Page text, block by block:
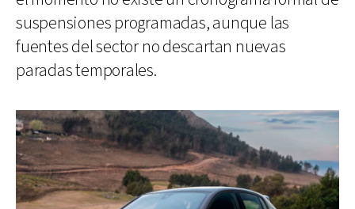
suspensiones programadas, aunque las
fuentes del sector no descartan nuevas
paradas temporales.